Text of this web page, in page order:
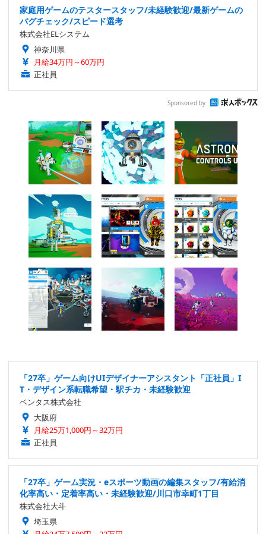
家庭用ゲームのテスタースタッフ/未経験歓迎/最新ゲームの
バグチェック/スピード選考
株式会社ELシステム
神奈川県
月給34万円～60万円
正社員
Sponsored by
「27卒」ゲーム向けUIデザイナーアシスタント「正社員」I
T・デザイン系転職希望・駅チカ・未経験歓迎
ベンタス株式会社
大阪府
月給25万1,000円～32万円
正社員
「27卒」ゲーム実況・eスポーツ動画の編集スタッフ/有給消
化率高い・定着率高い・未経験歓迎/川口市幸町1丁目
株式会社大斗
埼玉県